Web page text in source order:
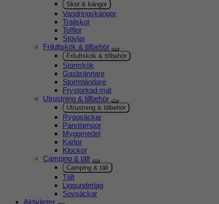
Skor & kängor
Vandringskängor
Trailskor
Tofflor
Stövlar
Friluftskök & tillbehör
Friluftskök & tillbehör
Stormkök
Gasbrännare
Stormtändare
Frystorkad mat
Utrustning & tillbehör
Utrustning & tillbehör
Ryggsäckar
Pannlampor
Myggmedel
Kartor
Klockor
Camping & tält
Camping & tält
Tält
Liggunderlag
Sovsäckar
Aktiviteter